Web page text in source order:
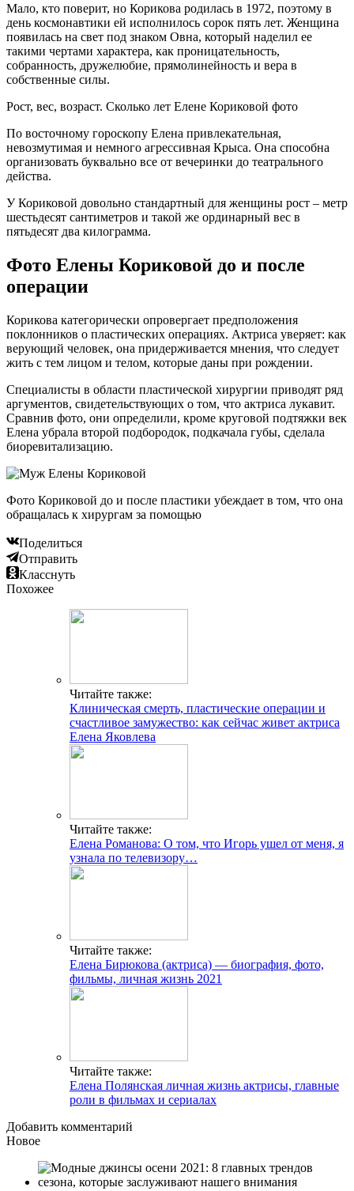
Мало, кто поверит, но Корикова родилась в 1972, поэтому в
день космонавтики ей исполнилось сорок пять лет. Женщина
появилась на свет под знаком Овна, который наделил ее
такими чертами характера, как проницательность,
собранность, дружелюбие, прямолинейность и вера в
собственные силы.
Рост, вес, возраст. Сколько лет Елене Кориковой фото
По восточному гороскопу Елена привлекательная,
невозмутимая и немного агрессивная Крыса. Она способна
организовать буквально все от вечеринки до театрального
действа.
У Кориковой довольно стандартный для женщины рост – метр
шестьдесят сантиметров и такой же ординарный вес в
пятьдесят два килограмма.
Фото Елены Кориковой до и после
операции
Корикова категорически опровергает предположения
поклонников о пластических операциях. Актриса уверяет: как
верующий человек, она придерживается мнения, что следует
жить с тем лицом и телом, которые даны при рождении.
Специалисты в области пластической хирургии приводят ряд
аргументов, свидетельствующих о том, что актриса лукавит.
Сравнив фото, они определили, кроме круговой подтяжки век
Елена убрала второй подбородок, подкачала губы, сделала
биоревитализацию.
Фото Кориковой до и после пластики убеждает в том, что она
обращалась к хирургам за помощью
Поделиться
Отправить
Класснуть
Похожее
Читайте также:
Клиническая смерть, пластические операции и
счастливое замужество: как сейчас живет актриса
Елена Яковлева
Читайте также:
Елена Романова: О том, что Игорь ушел от меня, я
узнала по телевизору…
Читайте также:
Елена Бирюкова (актриса) — биография, фото,
фильмы, личная жизнь 2021
Читайте также:
Елена Полянская личная жизнь актрисы, главные
роли в фильмах и сериалах
Добавить комментарий
Новое